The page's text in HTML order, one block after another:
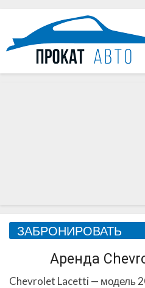
ЗАБРОНИРОВАТЬ
Аренда
Chevrolet Lacetti — модель